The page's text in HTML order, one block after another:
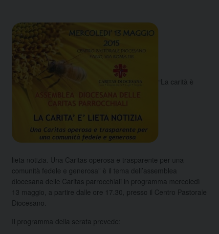
“La carità è
lieta notizia. Una Caritas operosa e trasparente per una
comunità fedele e generosa” è il tema dell’assemblea
diocesana delle Caritas parrocchiali in programma mercoledì
13 maggio, a partire dalle ore 17.30, presso il Centro Pastorale
Diocesano.
Il programma della serata prevede: